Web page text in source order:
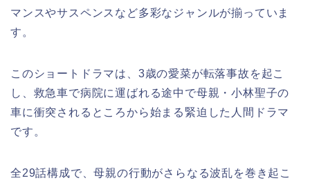
マンスやサスペンスなど多彩なジャンルが揃っていま
す。
このショートドラマは、3歳の愛菜が転落事故を起こ
し、救急車で病院に運ばれる途中で母親・小林聖子の
車に衝突されるところから始まる緊迫した人間ドラマ
です。
全29話構成で、母親の行動がさらなる波乱を巻き起こ